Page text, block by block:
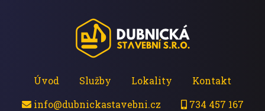
Úvod Služby Lokality
Kontakt
info@dubnickastavebni.cz
734 457 167